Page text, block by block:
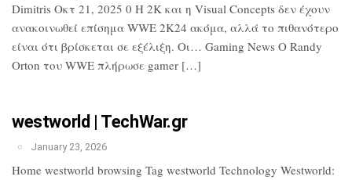
Dimitris Οκτ 21, 2025 0 Η 2K και η Visual Concepts δεν έχουν
ανακοινωθεί επίσημα WWE 2K24 ακόμα, αλλά το πιθανότερο
είναι ότι βρίσκεται σε εξέλιξη. Οι… Gaming News Ο Randy
Orton του WWE πλήρωσε gamer […]
westworld | TechWar.gr
January 23, 2026
Home westworld browsing Tag westworld Technology Westworld: